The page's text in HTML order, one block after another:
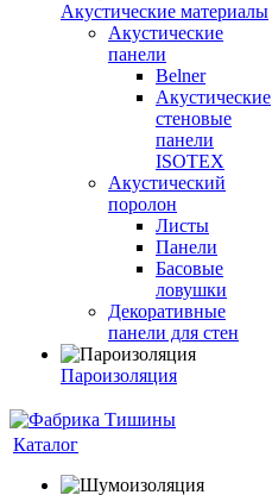
Акустические материалы
Акустические
панели
Belner
Акустические
стеновые
панели
ISOTEX
Акустический
поролон
Листы
Панели
Басовые
ловушки
Декоративные
панели для стен
Пароизоляция
Каталог